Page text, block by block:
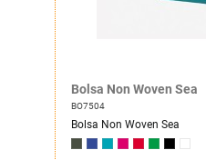
Bolsa Non Woven Sea
BO7504
Bolsa Non Woven Sea